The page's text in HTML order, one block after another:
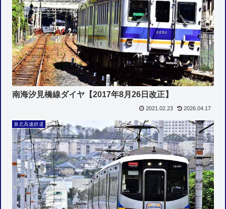
南海汐見橋線ダイヤ【2017年8月26日改正】
2021.02.23 2026.04.17
泉北高速鉄道